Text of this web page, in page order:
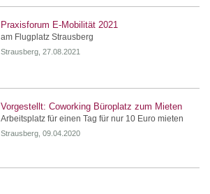
Praxisforum E-Mobilität 2021
am Flugplatz Strausberg
Strausberg, 27.08.2021
Vorgestellt: Coworking Büroplatz zum Mieten
Arbeitsplatz für einen Tag für nur 10 Euro mieten
Strausberg, 09.04.2020